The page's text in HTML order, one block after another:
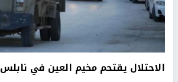
الاحتلال يقتحم مخيم العين في نابلس